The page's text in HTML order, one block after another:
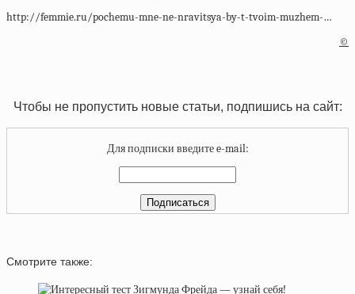
http://femmie.ru/pochemu-mne-ne-nravitsya-by-t-tvoim-muzhem-…
©
Чтобы не пропустить новые статьи, подпишись на сайт:
Для подписки введите e-mail:
Смотрите также: